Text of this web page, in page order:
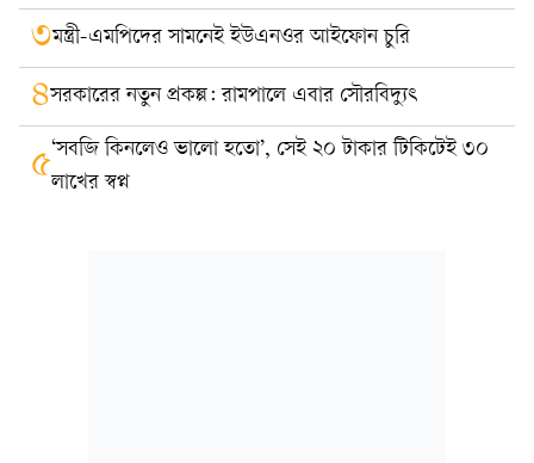
৩মন্ত্রী-এমপিদের সামনেই ইউএনওর আইফোন চুরি
৪সরকারের নতুন প্রকল্প: রামপালে এবার সৌরবিদ্যুৎ
৫‘সবজি কিনলেও ভালো হতো’, সেই ২০ টাকার টিকিটেই ৩০
লাখের স্বপ্ন